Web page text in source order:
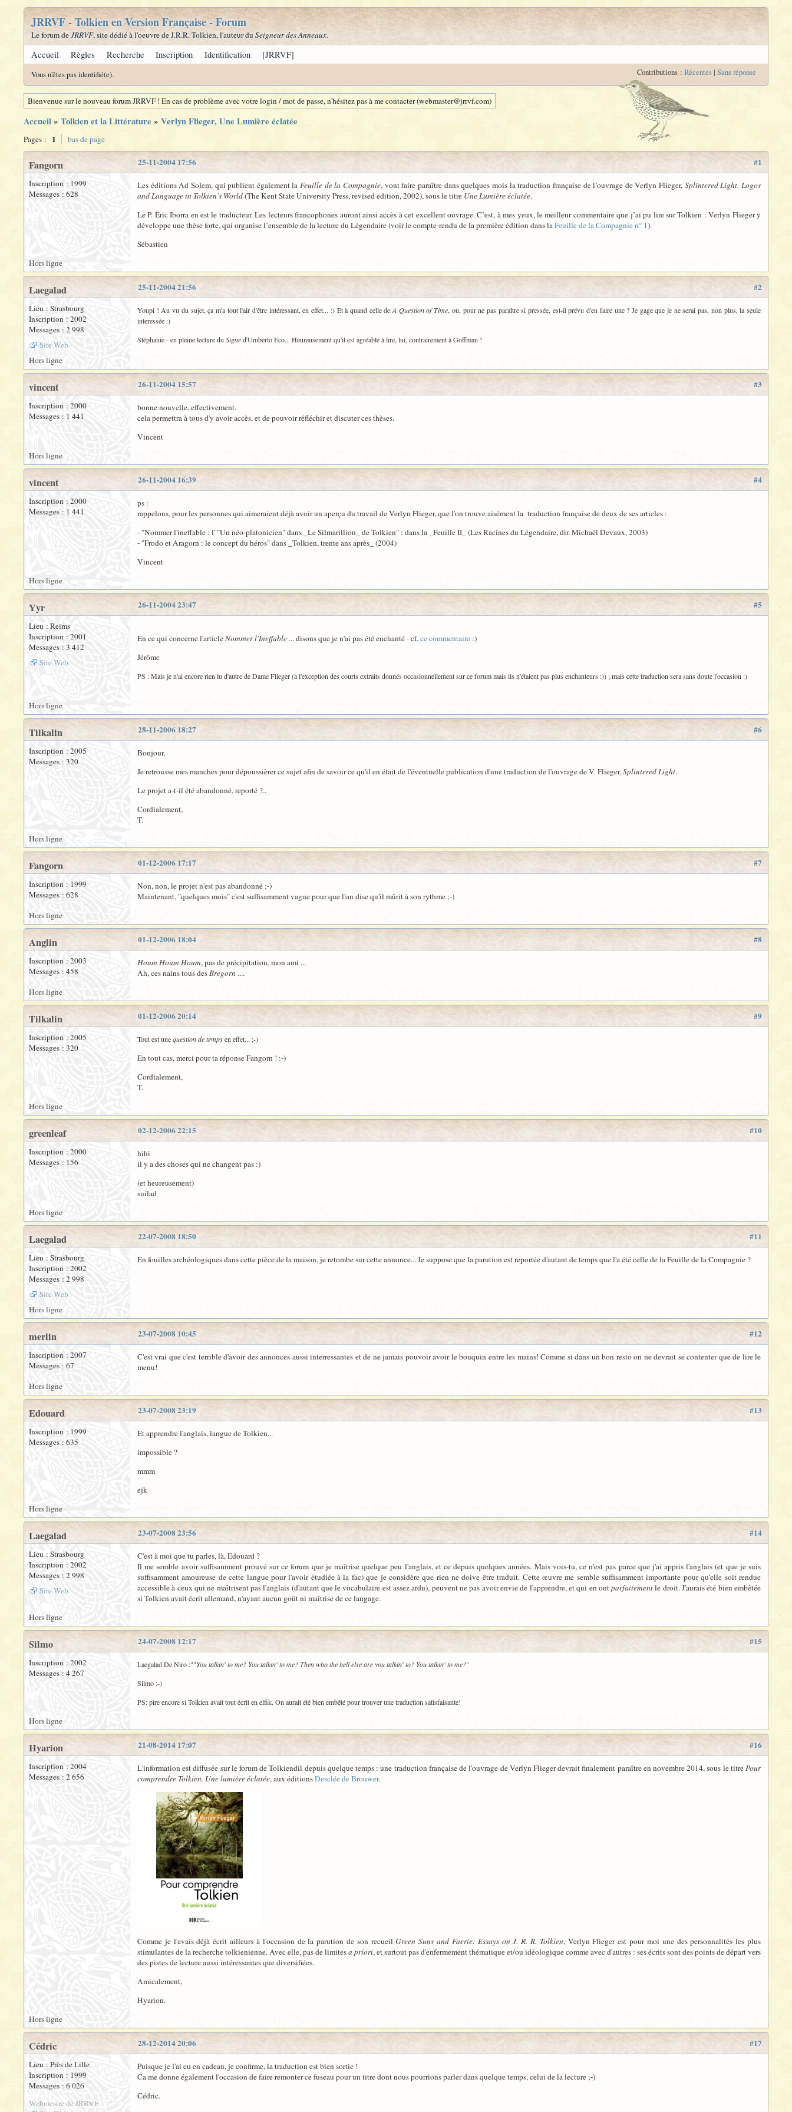
JRRVF - Tolkien en Version Française - Forum
Le forum deJRRVF, site dédié à l'oeuvre de J.R.R. Tolkien, l'auteur du Seigneur des Anneaux.
Accueil Règles Recherche Inscription Identification [JRRVF]
Vous n'êtes pas identifié(e). Contributions : Récentes| Sans réponse
Bienvenue sur le nouveau forum JRRVF ! En cas de problème avec votre login / mot de passe, n'hésitez pas à me contacter (webmaster@jrrvf.com)
Accueil» Tolkien et la Littérature » Verlyn Flieger, Une Lumière éclatée
Pages : 1 bas de page
#1
25-11-2004 17:56
Fangorn
Inscription : 1999
Messages : 628
Les éditions Ad Solem, qui publient également laFeuille de la Compagnie, vont faire paraître dans quelques mois la traduction française de l’ouvrage de Verlyn Flieger, Splintered Light. Logos
and Language in Tolkien’s World(The Kent State University Press, revised edition, 2002), sous le titre Une Lumière éclatée.
Le P. Eric Iborra en est le traducteur. Les lecteurs francophones auront ainsi accès à cet excellent ouvrage. C’est, à mes yeux, le meilleur commentaire que j’ai pu lire sur Tolkien : Verlyn Flieger y
développe une thèse forte, qui organise l’ensemble de la lecture du Légendaire (voir le compte-rendu de la première édition dans laFeuille de la Compagnie n° 1).
Sébastien
Hors ligne
#2
25-11-2004 21:56
Laegalad
Lieu : Strasbourg
Inscription : 2002
Messages : 2 998
Site Web
Youpi ! Au vu du sujet, ça m'a tout l'air d'être intéressant, en effet... :) Et à quand celle deA Question of Time, ou, pour ne pas paraître si pressée, est-il prévu d'en faire une ? Je gage que je ne serai pas, non plus, la seule
interessée :)
Stéphanie - en pleine lecture du Signed'Umberto Eco... Heureusement qu'il est agréable à lire, lui, contrairement à Goffman !
Hors ligne
#3
26-11-2004 15:57
vincent
Inscription : 2000
Messages : 1 441
bonne nouvelle, effectivement.
cela permettra à tous d'y avoir accès, et de pouvoir réfléchir et discuter ces thèses.
Vincent
Hors ligne
#4
26-11-2004 16:39
vincent
Inscription : 2000
Messages : 1 441
ps :
rappelons, pour les personnes qui aimeraient déjà avoir un aperçu du travail de Verlyn Flieger, que l'on trouve aisément la traduction française de deux de ses articles :
- "Nommer l'ineffable : l' "Un néo-platonicien" dans _Le Silmarillion_ de Tolkien" : dans la _Feuille II_ (Les Racines du Légendaire, dir. Michaël Devaux, 2003)
- "Frodo et Aragorn : le concept du héros" dans _Tolkien, trente ans après_ (2004)
Vincent
Hors ligne
#5
26-11-2004 23:47
Yyr
Lieu : Reims
Inscription : 2001
Messages : 3 412
Site Web
En ce qui concerne l'articleNommer l'Ineffable ... disons que je n'ai pas été enchanté - cf.ce commentaire :)
Jérôme
PS : Mais je n'ai encore rien lu d'autre de Dame Flieger (à l'exception des courts extraits donnés occasionnellement sur ce forum mais ils n'étaient pas plus enchanteurs :)) ; mais cette traduction sera sans doute l'occasion :)
Hors ligne
#6
28-11-2006 18:27
Tilkalin
Inscription : 2005
Messages : 320
Bonjour,
Je retrousse mes manches pour dépoussièrer ce sujet afin de savoir ce qu'il en était de l'éventuelle publication d'une traduction de l'ouvrage de V. Flieger,Splintered Light.
Le projet a-t-il été abandonné, reporté ?..
Cordialement,
T.
Hors ligne
#7
01-12-2006 17:17
Fangorn
Inscription : 1999
Messages : 628
Non, non, le projet n'est pas abandonné ;-)
Maintenant, "quelques mois" c'est suffisamment vague pour que l'on dise qu'il mûrit à son rythme ;-)
Hors ligne
#8
01-12-2006 18:04
Anglin
Inscription : 2003
Messages : 458
Houm Houm Houm, pas de précipitation, mon ami ...
Ah, ces nains tous desBregorn ....
Hors ligne
#9
01-12-2006 20:14
Tilkalin
Inscription : 2005
Messages : 320
Tout est unequestion de tempsen effet... ;-)
En tout cas, merci pour ta réponse Fangorn ! :-)
Cordialement,
T.
Hors ligne
#10
02-12-2006 22:15
greenleaf
Inscription : 2000
Messages : 156
hihi
il y a des choses qui ne changent pas :)
(et heureusement)
suilad
Hors ligne
#11
22-07-2008 18:50
Laegalad
Lieu : Strasbourg
Inscription : 2002
Messages : 2 998
Site Web
En fouilles archéologiques dans cette pièce de la maison, je retombe sur cette annonce... Je suppose que la parution est reportée d'autant de temps que l'a été celle de la Feuille de la Compagnie ?
Hors ligne
#12
23-07-2008 10:45
merlin
Inscription : 2007
Messages : 67
C'est vrai que c'est terrible d'avoir des annonces aussi interressantes et de ne jamais pouvoir avoir le bouquin entre les mains! Comme si dans un bon resto on ne devrait se contenter que de lire le
menu!
Hors ligne
#13
23-07-2008 23:19
Edouard
Inscription : 1999
Messages : 635
Et apprendre l'anglais, langue de Tolkien...
impossible ?
mmm
ejk
Hors ligne
#14
23-07-2008 23:56
Laegalad
Lieu : Strasbourg
Inscription : 2002
Messages : 2 998
Site Web
C'est à moi que tu parles, là, Edouard ?
Il me semble avoir suffisamment prouvé sur ce forum que je maîtrise quelque peu l'anglais, et ce depuis quelques années. Mais vois-tu, ce n'est pas parce que j'ai appris l'anglais (et que je suis
suffisamment amoureuse de cette langue pour l'avoir étudiée à la fac) que je considère que rien ne doive être traduit. Cette œuvre me semble suffisamment importante pour qu'elle soit rendue
accessible à ceux qui ne maîtrisent pas l'anglais (d'autant que le vocabulaire est assez ardu), peuvent ne pas avoir envie de l'apprendre, et qui en ontparfaitementle droit. J'aurais été bien embêtée
si Tolkien avait écrit allemand, n'ayant aucun goût ni maîtrise de ce langage.
Hors ligne
#15
24-07-2008 12:17
Silmo
Inscription : 2002
Messages : 4 267
Laegalad De Niro :""You talkin' to me? You talkin' to me? Then who the hell else are you talkin' to? You talkin' to me?"
Silmo :-)
PS: pire encore si Tolkien avait tout écrit en elfik. On aurait été bien embêté pour trouver une traduction satisfaisante!
Hors ligne
#16
21-08-2014 17:07
Hyarion
Inscription : 2004
Messages : 2 656
L'information est diffusée sur le forum de Tolkiendil depuis quelque temps : une traduction française de l'ouvrage de Verlyn Flieger devrait finalement paraître en novembre 2014, sous le titrePour
comprendre Tolkien. Une lumière éclatée, aux éditionsDesclée de Brouwer.
Comme je l'avais déjà écrit ailleurs à l'occasion de la parution de son recueilGreen Suns and Faerie: Essays on J. R. R. Tolkien, Verlyn Flieger est pour moi une des personnalités les plus
stimulantes de la recherche tolkienienne. Avec elle, pas de limitesa priori, et surtout pas d'enfermement thématique et/ou idéologique comme avec d'autres : ses écrits sont des points de départ vers
des pistes de lecture aussi intéressantes que diversifiées.
Amicalement,
Hyarion.
Hors ligne
#17
28-12-2014 20:06
Cédric
Lieu : Près de Lille
Inscription : 1999
Messages : 6 026
Webmestre de JRRVF
Puisque je l'ai eu en cadeau, je confirme, la traduction est bien sortie !
Ca me donne également l'occasion de faire remonter ce fuseau pour un titre dont nous pourrions parler dans quelque temps, celui de la lecture ;-)
Cédric.